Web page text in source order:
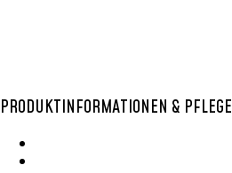
PRODUKTINFORMATIONEN & PFLEGE